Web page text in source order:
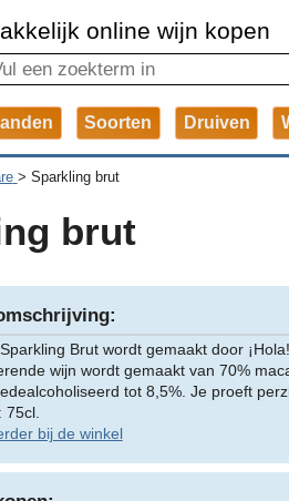
online wijn kopen
Soorten Druiven
> Sparkling brut
brut
Brut wordt gemaakt door
wijn wordt gemaakt van 70%
tot 8,5%. Je proeft
75cl.
bij de winkel